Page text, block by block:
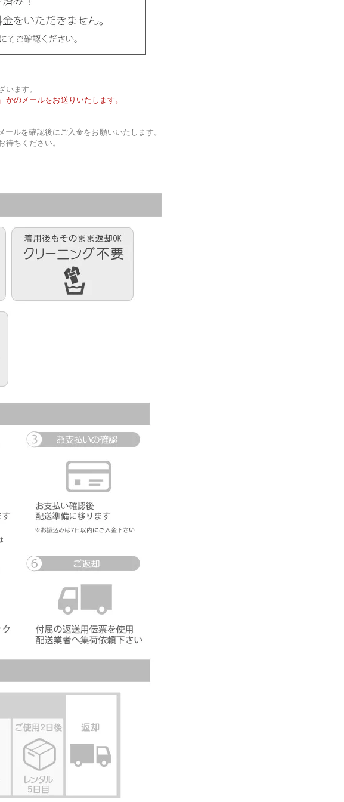
ます。
のメールをお送りいたします。
ルを確認後にご入金をお願いいたします。
ちください。